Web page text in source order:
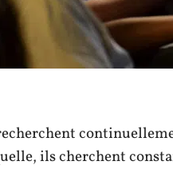
ils cherchent